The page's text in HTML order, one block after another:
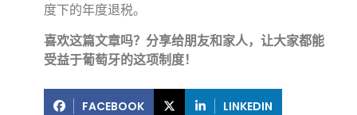
度下的年度退税。
喜欢这篇文章吗？分享给朋友和家人，让大家都能
受益于葡萄牙的这项制度！
FACEBOOK LINKEDIN